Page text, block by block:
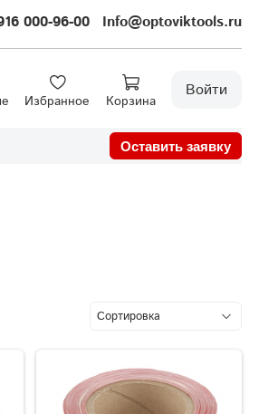
000-96-00 Info@optoviktools.ru
Избранное Корзина
Войти
Оставить заявку